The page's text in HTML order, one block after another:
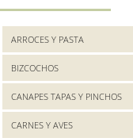
ARROCES Y PASTA
BIZCOCHOS
CANAPES TAPAS Y PINCHOS
CARNES Y AVES